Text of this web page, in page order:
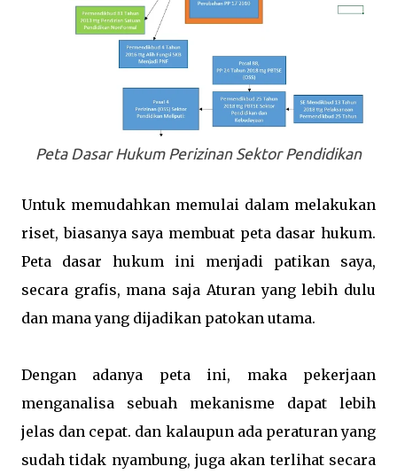
Peta Dasar Hukum Perizinan Sektor Pendidikan
Untuk memudahkan memulai dalam melakukan
riset, biasanya saya membuat peta dasar hukum.
Peta dasar hukum ini menjadi patikan saya,
secara grafis, mana saja Aturan yang lebih dulu
dan mana yang dijadikan patokan utama.
Dengan adanya peta ini, maka pekerjaan
menganalisa sebuah mekanisme dapat lebih
jelas dan cepat. dan kalaupun ada peraturan yang
sudah tidak nyambung, juga akan terlihat secara